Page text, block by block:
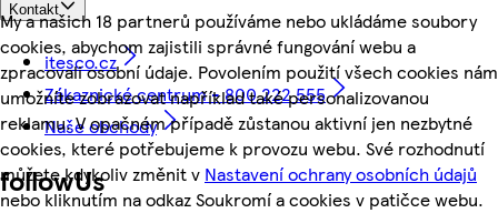
My a našich 18 partnerů používáme nebo ukládáme soubory
cookies, abychom zajistili správné fungování webu a
zpracovali osobní údaje. Povolením použití všech cookies nám
umožníte zobrazovat například také personalizovanou
reklamu. V opačném případě zůstanou aktivní jen nezbytné
cookies, které potřebujeme k provozu webu. Své rozhodnutí
můžete kdykoliv změnit v Nastavení ochrany osobních údajů
nebo kliknutím na odkaz Soukromí a cookies v patičce webu.
Kontakt
itesco.cz
Zákaznické centrum - 800 222 555
Naše obchody
followUs